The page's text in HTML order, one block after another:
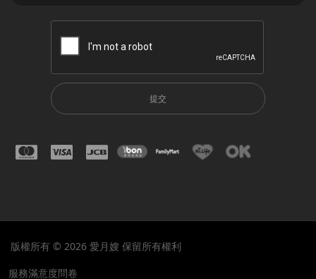
提交
版權所有 © 2026 愛月嫂 保留所有權利
服務滿意度問卷